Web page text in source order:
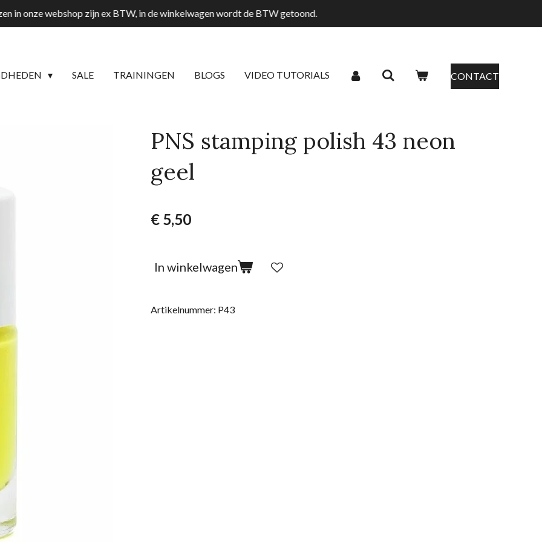
in onze webshop zijn ex BTW, in de winkelwagen wordt de BTW getoond.
SALE TRAININGEN BLOGS VIDEO TUTORIALS CONTACT
PNS stamping polish 43 neon
geel
€ 5,50
In winkelwagen
Artikelnummer: P43